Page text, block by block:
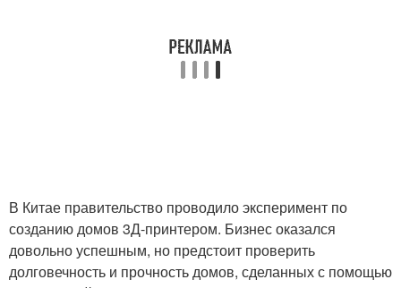
В Китае правительство проводило эксперимент по
созданию домов 3Д-принтером. Бизнес оказался
довольно успешным, но предстоит проверить
долговечность и прочность домов, сделанных с помощью